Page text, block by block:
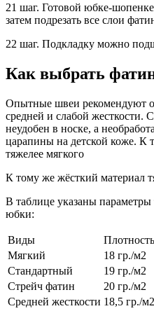
21 шаг. Готовой юбке-шопенке
затем подрезать все слои
22 шаг. Подкладку можно
Как выбрать
Опытные швеи рекомендуют
средней и слабой
неудобен в носке, а
царапины на детской коже. К
тяжелее мягкого
К тому же жёсткий материал
В таблице указаны
юбки:
Виды
Плотность
Мягкий
18 гр./м2
Стандартный
19 гр./м2
Стрейч фатин
20 гр./м2
Средней жесткости 18,5 гр./м2